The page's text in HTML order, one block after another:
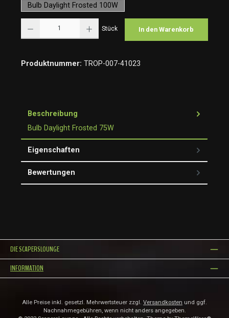
Bulb Daylight Frosted 100W
Stück In den Warenkorb
Produktnummer: TROP-007-41023
Beschreibung
Bulb Daylight Frosted 75W
Eigenschaften
Bewertungen
DIE SCAPERSLOUNGE
INFORMATION
Alle Preise inkl. gesetzl. Mehrwertsteuer zzgl. Versandkosten und ggf.
Nachnahmegebühren, wenn nicht anders angegeben.